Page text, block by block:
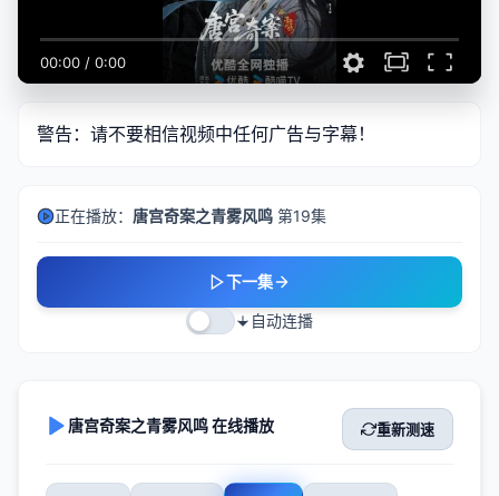
00:00 / 0:00
警告：请不要相信视频中任何广告与字幕！
正在播放： 唐宫奇案之青雾风鸣 第19集
下一集
自动连播
唐宫奇案之青雾风鸣 在线播放 重新测速